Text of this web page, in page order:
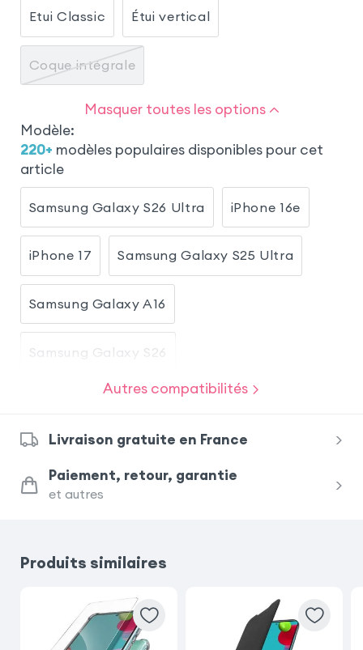
Etui Classic Étui vertical
Coque intégrale
Masquer toutes les options
Modèle:
220+ modèles populaires disponibles pour cet
article
Samsung Galaxy S26 Ultra iPhone 16e
iPhone 17 Samsung Galaxy S25 Ultra
Samsung Galaxy A16
Samsung Galaxy S26
iPhone 17 Pro Max Samsung Galaxy A26
Xiaomi Redmi Note 15
Honor Magic 8 Lite
Samsung Galaxy A54 5G
Autres compatibilités
Livraison gratuite en France
Paiement, retour, garantie
et autres
Produits similaires